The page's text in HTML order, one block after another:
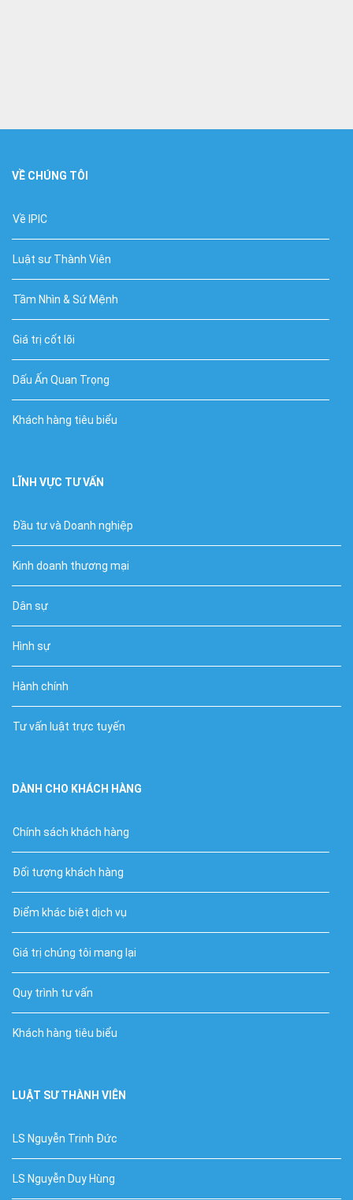
VỀ CHÚNG TÔI
Về IPIC
Luật sư Thành Viên
Tầm Nhìn & Sứ Mệnh
Giá trị cốt lõi
Dấu Ấn Quan Trọng
Khách hàng tiêu biểu
LĨNH VỰC TƯ VẤN
Đầu tư và Doanh nghiệp
Kinh doanh thương mại
Dân sự
Hình sự
Hành chính
Tư vấn luật trực tuyến
DÀNH CHO KHÁCH HÀNG
Chính sách khách hàng
Đối tượng khách hàng
Điểm khác biệt dịch vụ
Giá trị chúng tôi mang lại
Quy trình tư vấn
Khách hàng tiêu biểu
LUẬT SƯ THÀNH VIÊN
LS Nguyễn Trinh Đức
LS Nguyễn Duy Hùng